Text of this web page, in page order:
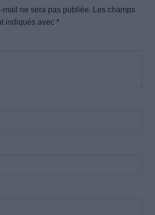
mail ne sera pas publiée.
Les champs
indiqués avec *